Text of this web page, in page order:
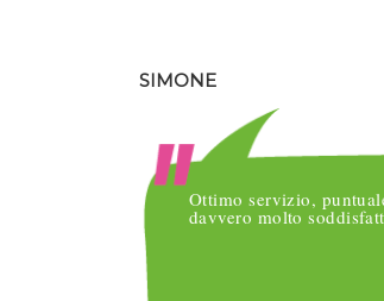
SIMONE
Ottimo servizio,
davvero molto